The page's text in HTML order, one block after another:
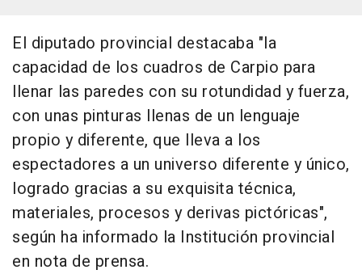
El diputado provincial destacaba "la
capacidad de los cuadros de Carpio para
llenar las paredes con su rotundidad y fuerza,
con unas pinturas llenas de un lenguaje
propio y diferente, que lleva a los
espectadores a un universo diferente y único,
logrado gracias a su exquisita técnica,
materiales, procesos y derivas pictóricas",
según ha informado la Institución provincial
en nota de prensa.